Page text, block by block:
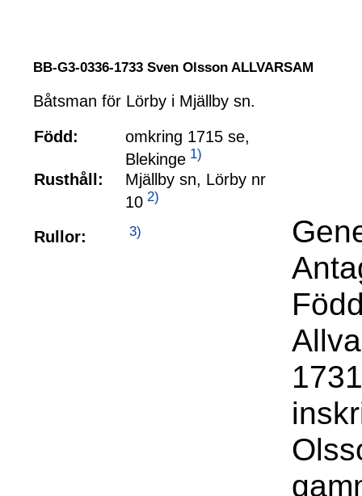
BB-G3-0336-1733 Sven Olsson ALLVARSAM
Båtsman för Lörby i Mjällby sn.
Född:
omkring 1715 se,
Blekinge 1)
Rusthåll:
Mjällby sn, Lörby nr
10 2)
Rullor: 3)